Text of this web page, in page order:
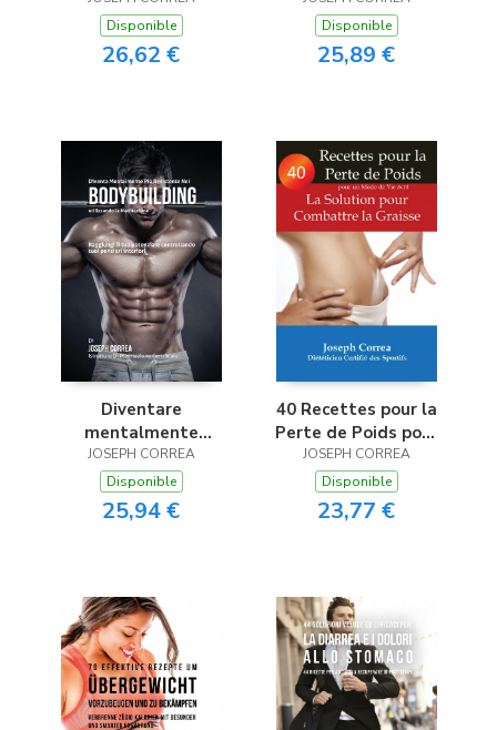
sich noch heute vom
Fett zu befreien
Disponible
26,62 €
Bodybuilding en
Utilisant la
Méditation
Disponible
25,89 €
Diventare
mentalmente
resistente nel
Bodybuilding
utilizzando la
meditazione
JOSEPH CORREA
Disponible
25,94 €
40 Recettes pour la
Perte de Poids pour
un Mode de Vie Actif
JOSEPH CORREA
Disponible
23,77 €